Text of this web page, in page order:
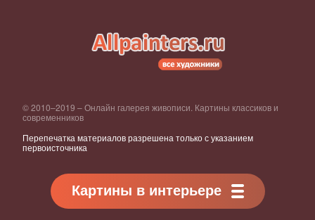
© 2010–2019 – Онлайн галерея живописи. Картины классиков и
современников
Перепечатка материалов разрешена только с указанием
первоисточника
Картины в интерьере